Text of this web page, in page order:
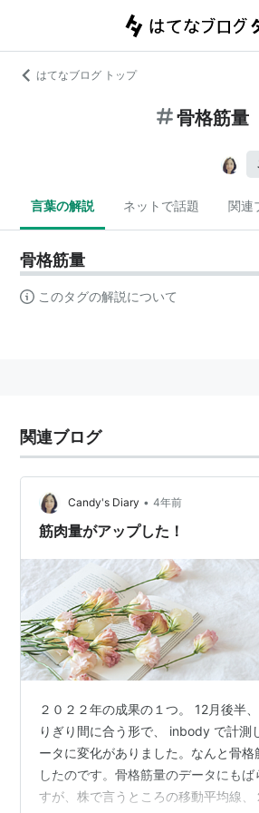
はてなブログ トップ
骨格筋量
言葉の解説 ネットで話題 関連
骨格筋量
このタグの解説について
関連ブログ
Candy's Diary • 4年前
筋肉量がアップした！
２０２２年の成果の１つ。 12月後半
りぎり間に合う形で、 inbody で計測
ータに変化がありました。なんと骨
したのです。骨格筋量のデータにも
すが、株で言うところの移動平均線、